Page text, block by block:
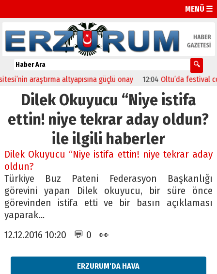
MENÜ ☰
araştırma altyapısına güçlü onay 12:04 Oltu’da festival
Dilek Okuyucu “Niye istifa
ettin! niye tekrar aday oldun?
ile ilgili haberler
Dilek Okuyucu “Niye istifa ettin! niye tekrar aday
oldun?
Türkiye Buz Pateni Federasyon Başkanlığı
görevini yapan Dilek okuyucu, bir süre önce
görevinden istifa etti ve bir basın açıklaması
yaparak…
12.12.2016 10:20 💬 0 👀
ERZURUM'DA HAVA